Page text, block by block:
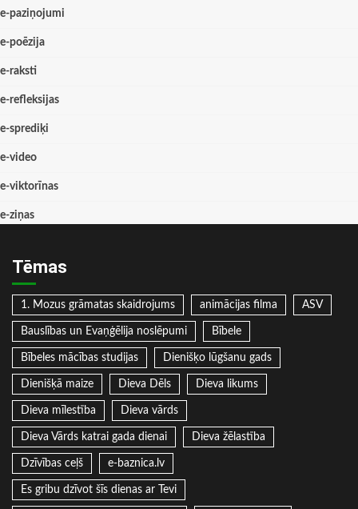
e-paziņojumi
e-poēzija
e-raksti
e-refleksijas
e-sprediķi
e-video
e-viktorīnas
e-ziņas
Tēmas
1. Mozus grāmatas skaidrojums animācijas filma ASV
Bauslības un Evaņģēlija noslēpumi Bībele
Bībeles mācības studijas Dienišķo lūgšanu gads
Dienišķā maize Dieva Dēls Dieva likums
Dieva mīlestība Dieva vārds
Dieva Vārds katrai gada dienai Dieva žēlastība
Dzīvības ceļš e-baznica.lv
Es gribu dzīvot šīs dienas ar Tevi